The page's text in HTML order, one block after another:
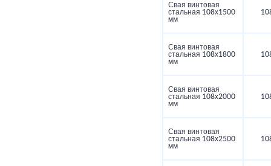
Свая винтовая
стальная 108х1500
мм
Свая винтовая
стальная 108х1800
мм
Свая винтовая
стальная 108х2000
мм
Свая винтовая
стальная 108х2500
мм